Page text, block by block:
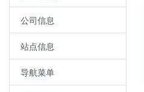
公司信息
站点信息
导航菜单